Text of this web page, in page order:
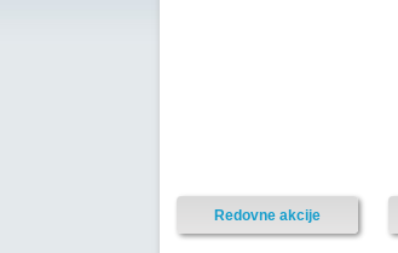
Redovne akcije